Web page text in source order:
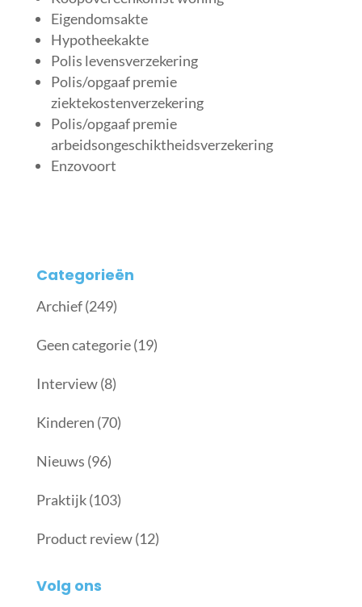
Eigendomsakte
Hypotheekakte
Polis levensverzekering
Polis/opgaaf premie
ziektekostenverzekering
Polis/opgaaf premie
arbeidsongeschiktheidsverzekering
Enzovoort
Categorieën
Archief(249)
Geen categorie(19)
Interview(8)
Kinderen (70)
Nieuws (96)
Praktijk(103)
Product review(12)
Volg ons